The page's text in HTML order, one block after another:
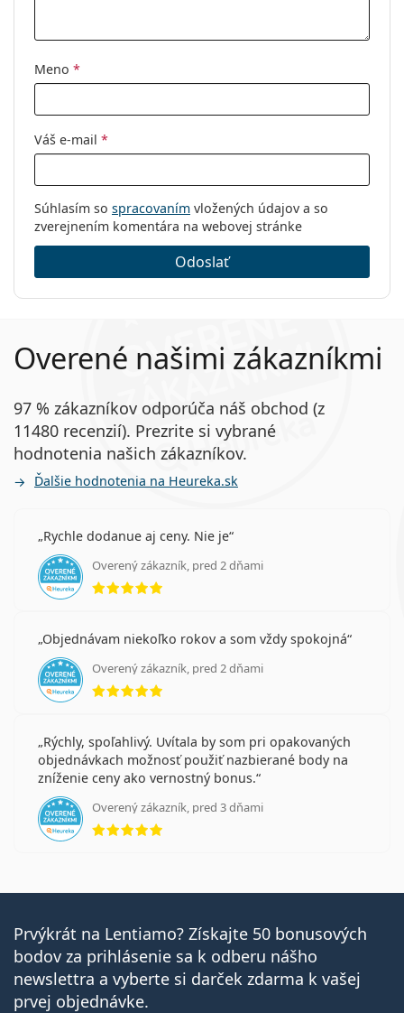
Značka:
Versace
Kód:
0VE3326U 5380 55
Meno *
Váš e-mail *
Súhlasím so spracovaním vložených údajov a so
zverejnením komentára na webovej stránke
Odoslať
Overené našimi zákazníkmi
97 % zákazníkov odporúča náš obchod (z
11480 recenzií). Prezrite si vybrané
hodnotenia našich zákazníkov.
Ďalšie hodnotenia na Heureka.sk
Rychle dodanue aj ceny. Nie je
Overený zákazník, pred 2 dňami
hodnotenie 5 z 5
Objednávam niekoľko rokov a som vždy spokojná
Overený zákazník, pred 2 dňami
hodnotenie 5 z 5
Rýchly, spoľahlivý. Uvítala by som pri opakovaných
objednávkach možnosť použiť nazbierané body na
zníženie ceny ako vernostný bonus.
Overený zákazník, pred 3 dňami
hodnotenie 5 z 5
Prvýkrát na Lentiamo? Získajte 50 bonusových
bodov za prihlásenie sa k odberu nášho
newslettra a vyberte si darček zdarma k vašej
prvej objednávke.